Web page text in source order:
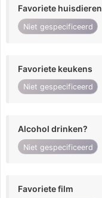
Favoriete huisdieren
Niet gespecificeerd
Favoriete keukens
Niet gespecificeerd
Alcohol drinken?
Niet gespecificeerd
Favoriete film